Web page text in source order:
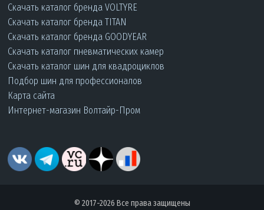
Скачать каталог бренда VOLTYRE
Скачать каталог бренда TITAN
Скачать каталог бренда GOODYEAR
Скачать каталог пневматических камер
Скачать каталог шин для квадроциклов
Подбор шин для профессионалов
Карта сайта
Интернет-магазин Волтайр-Пром
© 2017-2026 Все права защищены